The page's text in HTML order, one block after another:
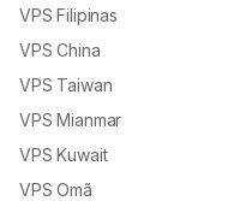
VPS Filipinas
VPS China
VPS Taiwan
VPS Mianmar
VPS Kuwait
VPS Omã